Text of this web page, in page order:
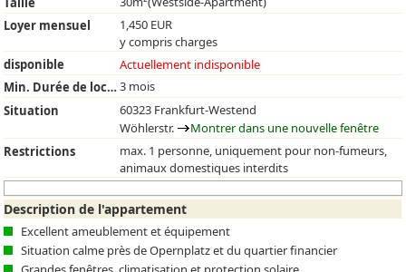
Loyer mensuel
1,450 EUR
y compris charges
disponible
Actuellement indisponible
Min. Durée de location3 mois
Situation
60323 Frankfurt-Westend
Wöhlerstr.
Montrer dans une nouvelle fenêtre
Restrictions
max. 1 personne, uniquement pour non-fumeurs,
animaux domestiques interdits
Description de l'appartement
Excellent ameublement et équipement
Situation calme près de Opernplatz et du quartier financier